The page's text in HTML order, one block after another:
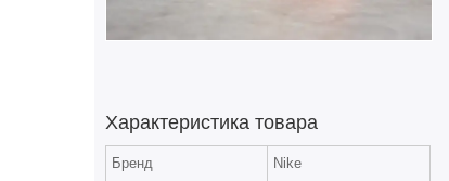
Характеристика товара
Бренд Nike